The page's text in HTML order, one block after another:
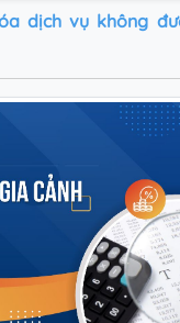
dịch vụ không